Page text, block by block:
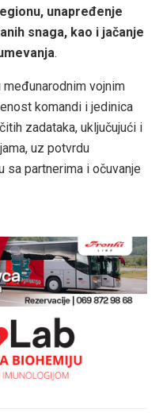
unapređenje
snaga, kao i jačanje
.
vojnim
komandi i jedinica
zadataka, uključujući i
uz potvrdu
sa partnerima i očuvanje